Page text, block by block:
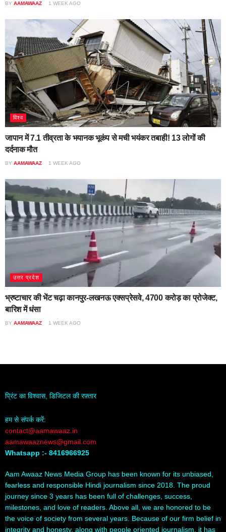
BY AAMAWAAZ 1 WEEK AGO
विश्व
जापान में 7.1 तीव्रता के भयानक भूकंप से मची भयंकर तबाही! 13 लोगों की
दर्दनाक मौत
BY AAMAWAAZ 1 WEEK AGO
उत्तर प्रदेश
भ्रष्टाचार की भेंट चढ़ा कानपुर-लखनऊ एक्सप्रेसवे, 4700 करोड़ का प्रोजेक्ट,
बारिश में धंसा
BY AAMAWAAZ 1 WEEK AGO
प्रिंट का विश्वास, डिजिटल की रफ़्तार
हम से संपर्क करें:
contact@aamawaaz.in
aamawaaznews@gmail.com
Whatsapp :- 8416966925
Aam Awaaz News Media Group has been known for its unbiased,
fearless and responsible Hindi journalism since 2018. The proud
journey since 3 years has been full of challenges, success,
milestones, and love of readers. Above all, we are honored to be
the voice of society from several years. Because of our firm belief in
integrity and honesty, along with people oriented journalism, it has